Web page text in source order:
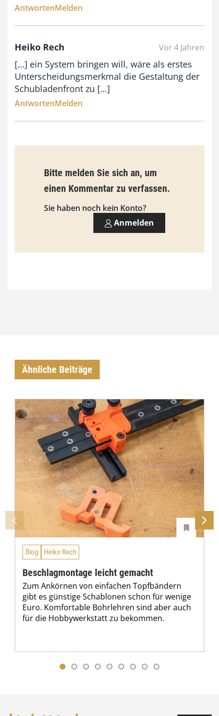
0
AntwortenMelden
Heiko Rech Vor 4 Jahren
[…] ein System bringen will, wäre als erstes
Unterscheidungsmerkmal die Gestaltung der
Schubladenfront zu […]
AntwortenMelden
Bitte melden Sie sich an, um
einen Kommentar zu verfassen.
Sie haben noch kein Konto?
Anmelden
Ähnliche Beiträge
Blog Heiko Rech
Beschlagmontage leicht gemacht
Zum Ankörnen von einfachen Topfbändern
gibt es günstige Schablonen schon für wenige
Euro. Komfortable Bohrlehren sind aber auch
für die Hobbywerkstatt zu bekommen.